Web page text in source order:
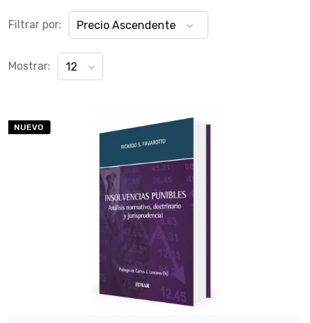
Filtrar por: Precio Ascendente
Mostrar: 12
NUEVO